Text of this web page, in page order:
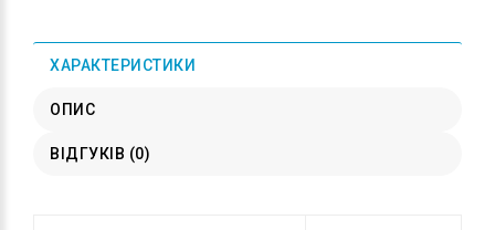
ХАРАКТЕРИСТИКИ
ОПИС
ВІДГУКІВ (0)